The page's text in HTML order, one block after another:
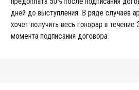
дней до выступления. В ряде случаев
хочет получить весь гонорар в течение
момента подписания договора.